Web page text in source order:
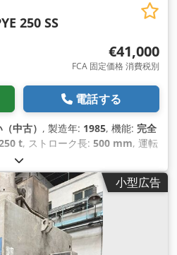
250 SS
€41,000
FCA 固定価格 消費税別
電話する
中古） , 製造年: 1985, 機能: 完全
t, ストローク長: 500 mm, 運転
110 mm/s
深さ:800 mm, ラムプレート幅:
mm, オイルタンク容量:500 l ,
mm, 全高:3,700 mm
小型広告